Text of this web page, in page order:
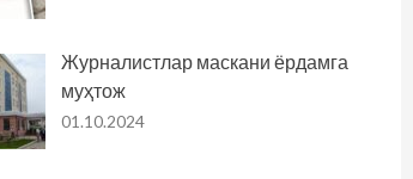
Журналистлар маскани ёрдамга
муҳтож
01.10.2024